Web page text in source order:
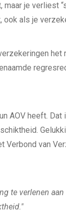
je verliest
ook als je
het
AOV heeft.
van
te verlenen